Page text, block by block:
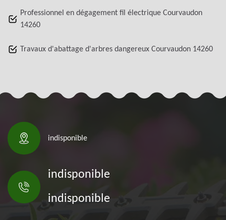
Professionnel en dégagement fil électrique Courvaudon
14260
Travaux d'abattage d'arbres dangereux Courvaudon 14260
indisponible
indisponible
indisponible